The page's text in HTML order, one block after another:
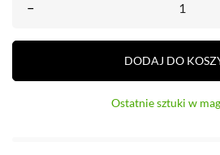
–
DODAJ DO
Ostatnie sztuki w